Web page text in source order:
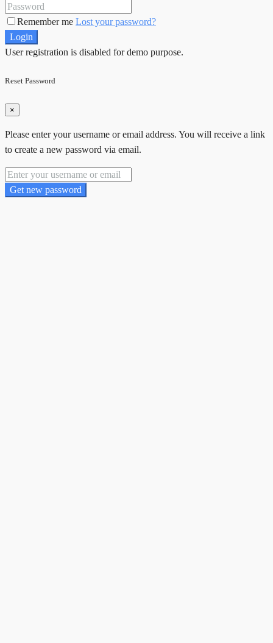
Remember me Lost your password?
Login
User registration is disabled for demo purpose.
Reset Password
×
Please enter your username or email address. You will receive a link
to create a new password via email.
Get new password